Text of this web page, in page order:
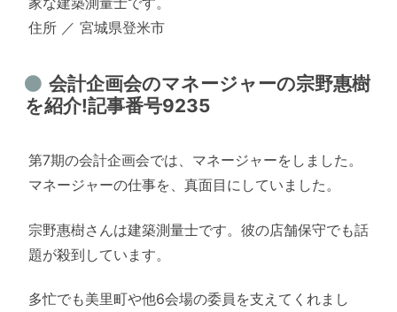
住所 ／ 宮城県登米市
会計企画会のマネージャーの宗野惠樹
を紹介!記事番号9235
第7期の会計企画会では、マネージャーをしました。
マネージャーの仕事を、真面目にしていました。
宗野惠樹さんは建築測量士です。彼の店舗保守でも話
題が殺到しています。
多忙でも美里町や他6会場の委員を支えてくれまし